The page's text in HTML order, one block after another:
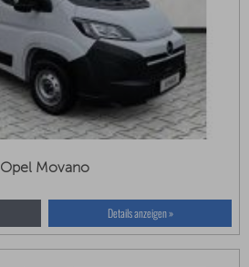
Opel Movano
Details anzeigen »